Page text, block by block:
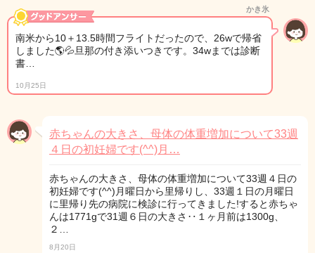
かき氷
南米から10＋13.5時間フライトだったので、26wで帰省
しました🌎💦旦那の付き添いつきです。34wまでは診断
書…
10月25日
赤ちゃんの大きさ、母体の体重増加について33週
４日の初妊婦です(^^)月…
赤ちゃんの大きさ、母体の体重増加について33週４日の
初妊婦です(^^)月曜日から里帰りし、33週１日の月曜日
に里帰り先の病院に検診に行ってきました!すると赤ちゃ
んは1771gで31週６日の大きさ‥１ヶ月前は1300g、
２…
8月20日